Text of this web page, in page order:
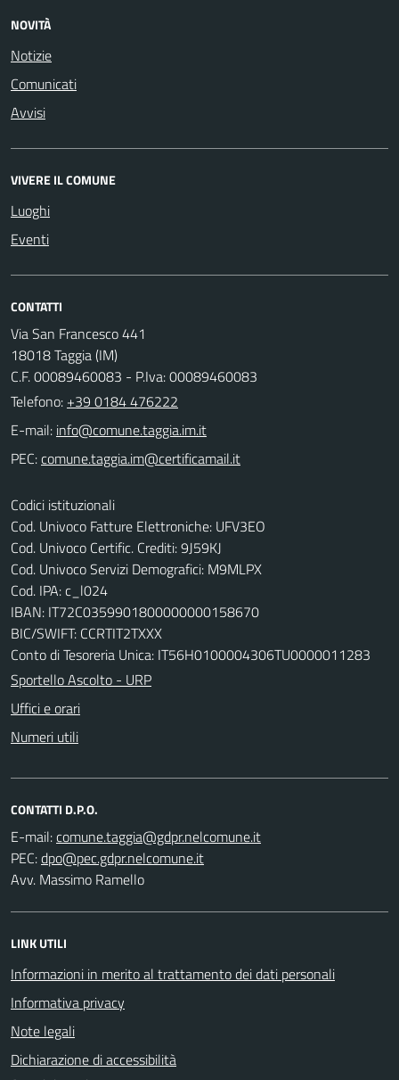
NOVITÀ
Notizie
Comunicati
Avvisi
VIVERE IL COMUNE
Luoghi
Eventi
CONTATTI
Via San Francesco 441
18018 Taggia (IM)
C.F. 00089460083 - P.Iva: 00089460083
Telefono: +39 0184 476222
E-mail:
PEC:
Codici istituzionali
Cod. Univoco Fatture Elettroniche: UFV3EO
Cod. Univoco Certific. Crediti: 9J59KJ
Cod. Univoco Servizi Demografici: M9MLPX
Cod. IPA: c_l024
IBAN: IT72C0359901800000000158670
BIC/SWIFT: CCRTIT2TXXX
Conto di Tesoreria Unica: IT56H0100004306TU0000011283
Sportello Ascolto - URP
Uffici e orari
Numeri utili
CONTATTI D.P.O.
E-mail:
PEC:
Avv. Massimo Ramello
LINK UTILI
Informazioni in merito al trattamento dei dati personali
Informativa privacy
Note legali
Dichiarazione di accessibilità